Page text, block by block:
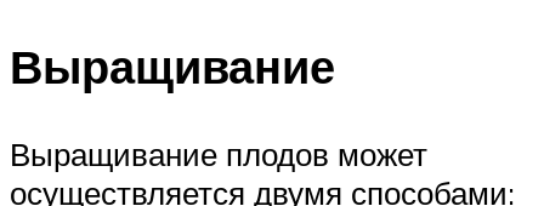
Выращивание
Выращивание плодов может
осуществляется двумя способами: